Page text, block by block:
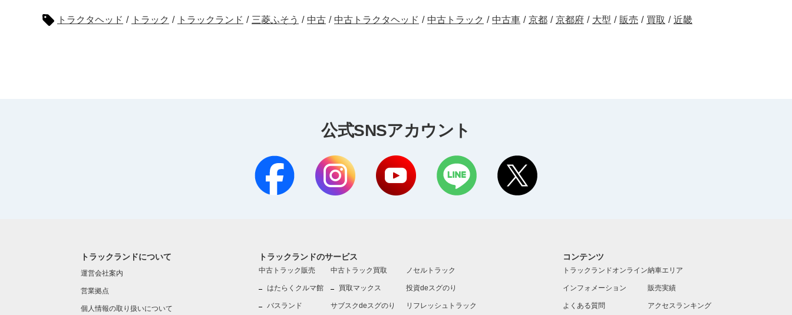
トラクタヘッド / トラック / トラックランド / 三菱ふそう / 中古 / 中古トラクタヘッド / 中古トラック / 中古車 / 京都 / 京都府 / 大型 / 販売 / 買取 / 近畿
公式SNSアカウント
トラックランドについて
運営会社案内
営業拠点
個人情報の取り扱いについて
トラックランドのサービス
中古トラック販売
はたらくクルマ館
バスランド
中古トラック買取
買取マックス
サブスクdeスグのり
ノセルトラック
投資deスグのり
リフレッシュトラック
コンテンツ
トラックランドオンライン
インフォメーション
よくある質問
納車エリア
販売実績
アクセスランキング